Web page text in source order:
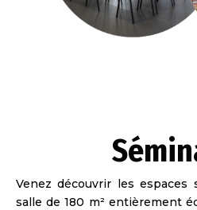
Venez découvrir les espaces
salle de 180 m²entièrement